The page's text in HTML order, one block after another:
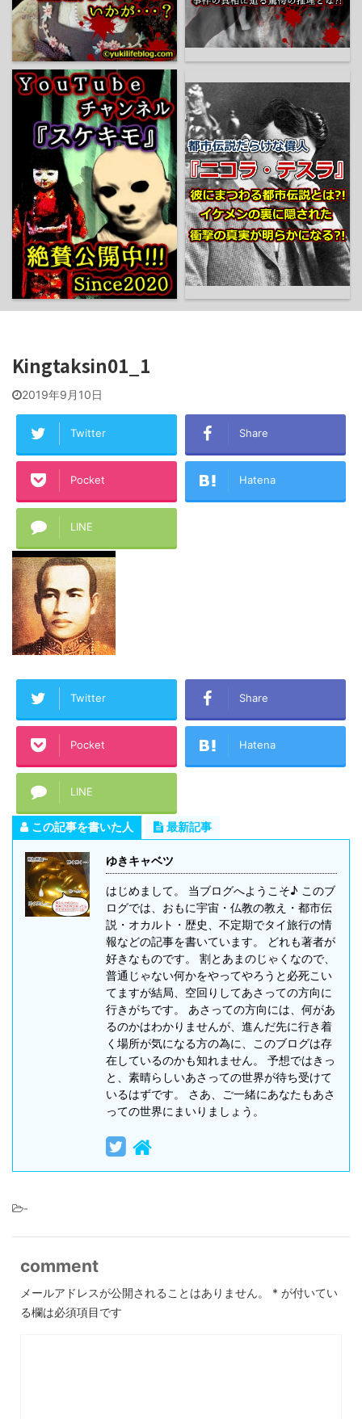
Kingtaksin01_1
2019年9月10日
Twitter Share
Pocket Hatena
LINE
Twitter Share
Pocket Hatena
LINE
この記事を書いた人 最新記事
ゆきキャベツ
はじめまして。 当ブログへようこそ♪ このブ
ログでは、おもに宇宙・仏教の教え・都市伝
説・オカルト・歴史、不定期でタイ旅行の情
報などの記事を書いています。 どれも著者が
好きなものです。 割とあまのじゃくなので、
普通じゃない何かをやってやろうと必死こい
てますが結局、空回りしてあさっての方向に
行きがちです。 あさっての方向には、何があ
るのかはわかりませんが、進んだ先に行き着
く場所が気になる方の為に、このブログは存
在しているのかも知れません。 予想ではきっ
と、素晴らしいあさっての世界が待ち受けて
いるはずです。 さあ、ご一緒にあなたもあさ
っての世界にまいりましょう。
-
comment
メールアドレスが公開されることはありません。 * が付いてい
る欄は必須項目です